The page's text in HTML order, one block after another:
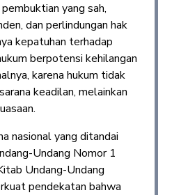
yang sah,
dan perlindungan hak
kepatuhan terhadap
berpotensi kehilangan
karena hukum tidak
keadilan, melainkan
nasional yang ditandai
Undang Nomor 1
Undang-Undang
pendekatan bahwa